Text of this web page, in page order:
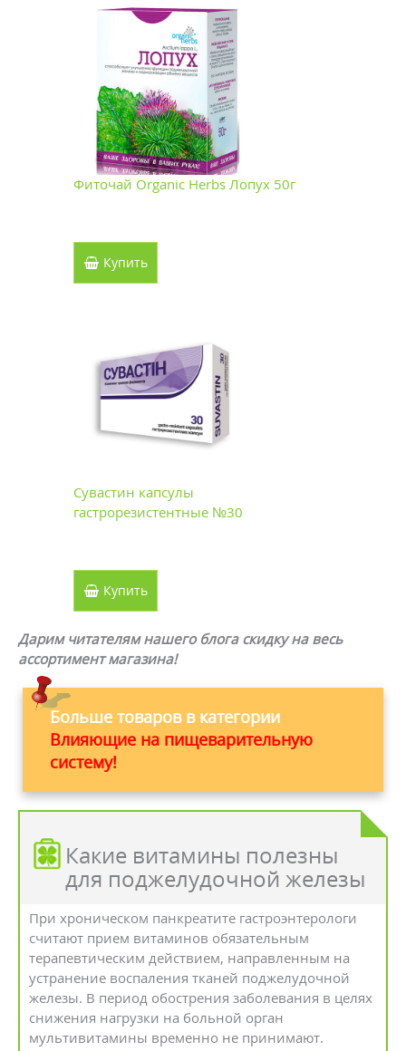
Фиточай Organic Herbs Лопух 50г
Купить
Сувастин капсулы
гастрорезистентные №30
Купить
Дарим читателям нашего блога скидку на весь
ассортимент магазина!
Больше товаров в категории
Влияющие на пищеварительную
систему!
Какие витамины полезны
для поджелудочной железы
При хроническом панкреатите гастроэнтерологи
считают прием витаминов обязательным
терапевтическим действием, направленным на
устранение воспаления тканей поджелудочной
железы. В период обострения заболевания в целях
снижения нагрузки на больной орган
мультивитамины временно не принимают.